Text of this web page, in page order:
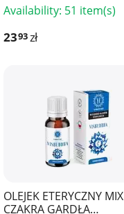
Availability: 51 item(s)
2393 zł
OLEJEK ETERYCZNY MIX
CZAKRA GARDŁA